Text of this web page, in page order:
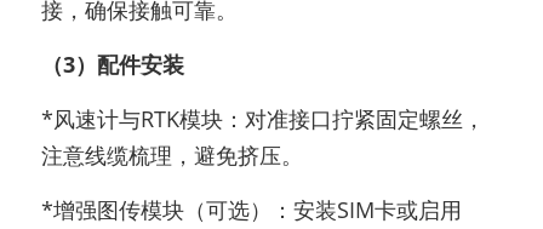
接，确保接触可靠。
（3）配件安装
*风速计与RTK模块：对准接口拧紧固定螺丝，
注意线缆梳理，避免挤压。
*增强图传模块（可选）：安装SIM卡或启用